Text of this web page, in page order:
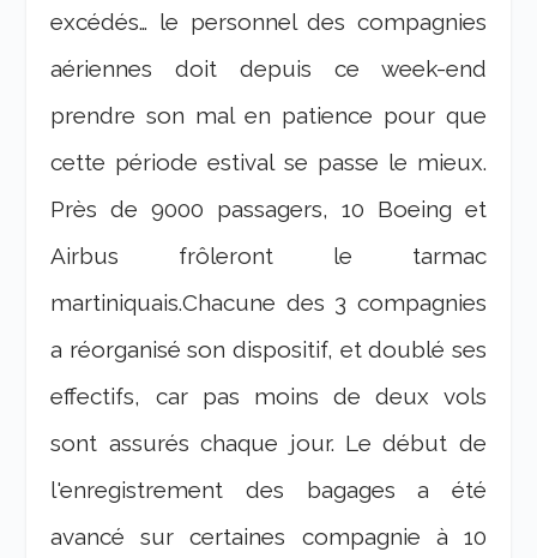
excédés… le personnel des compagnies
aériennes doit depuis ce week-end
prendre son mal en patience pour que
cette période estival se passe le mieux.
Près de 9000 passagers, 10 Boeing et
Airbus frôleront le tarmac
martiniquais.Chacune des 3 compagnies
a réorganisé son dispositif, et doublé ses
effectifs, car pas moins de deux vols
sont assurés chaque jour. Le début de
l'enregistrement des bagages a été
avancé sur certaines compagnie à 10